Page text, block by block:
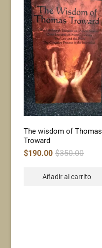
The wisdom of Thomas
Troward
$350.00
$190.00
Añadir al carrito